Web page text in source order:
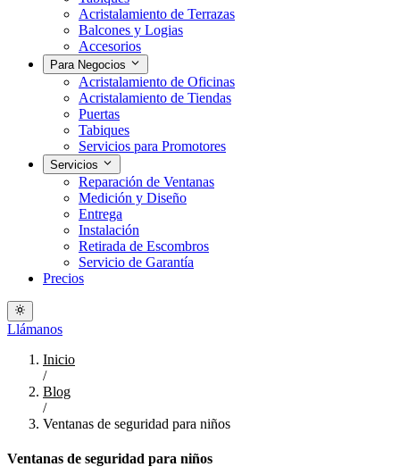
Acristalamiento de Terrazas
Balcones y Logias
Accesorios
Para Negocios
Acristalamiento de Oficinas
Acristalamiento de Tiendas
Puertas
Tabiques
Servicios para Promotores
Servicios
Reparación de Ventanas
Medición y Diseño
Entrega
Instalación
Retirada de Escombros
Servicio de Garantía
Precios
Llámanos
Inicio
/
Blog
/
Ventanas de seguridad para niños
Ventanas de seguridad para niños